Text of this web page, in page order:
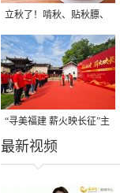
立秋了！啃秋、贴秋膘、
晒秋，福建人这样过才够
味→
“寻美福建 薪火映长征”主
题活动在龙岩长汀启动
最新视频